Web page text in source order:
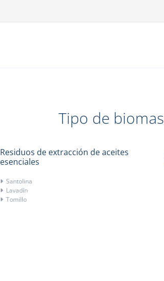
Tipo de
Residuos de extracción de aceites
esenciales
Santolina
Lavadín
Tomillo